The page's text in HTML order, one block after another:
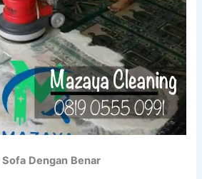
Sofa Dengan Benar